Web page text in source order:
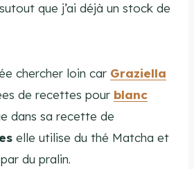
que j’ai déjà un stock de
chercher loin car Graziella
de recettes pour blanc
dans sa recette de
elle utilise du thé Matcha et
du pralin.